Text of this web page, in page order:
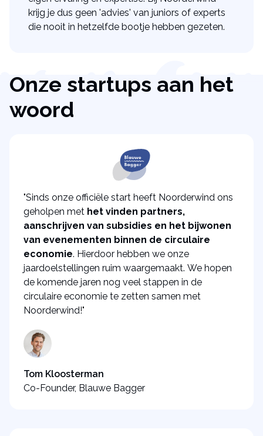
krijg je dus geen 'advies' van juniors of experts
die nooit in hetzelfde bootje hebben gezeten.
Onze startups aan het
woord
"Sinds onze officiële start heeft Noorderwind ons
geholpen met het vinden partners,
aanschrijven van subsidies en het bijwonen
van evenementen binnen de circulaire
economie. Hierdoor hebben we onze
jaardoelstellingen ruim waargemaakt. We hopen
de komende jaren nog veel stappen in de
circulaire economie te zetten samen met
Noorderwind!"
Tom Kloosterman
Co-Founder, Blauwe Bagger